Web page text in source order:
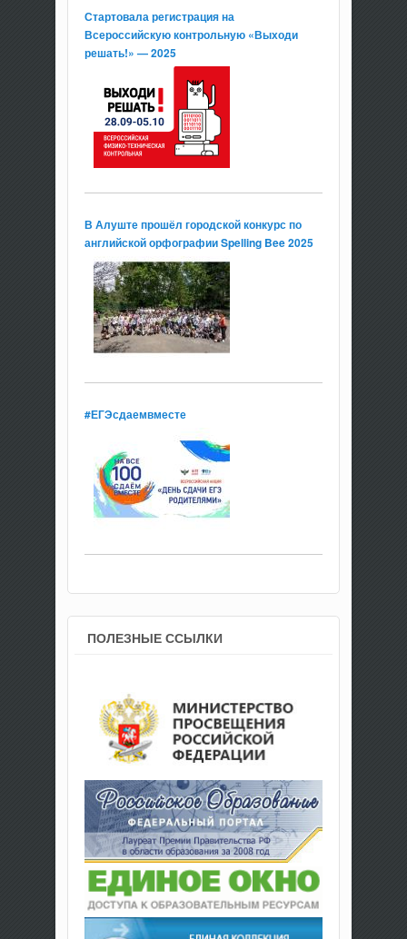
Стартовала регистрация на
Всероссийскую контрольную «Выходи
решать!» — 2025
В Алуште прошёл городской конкурс по
английской орфографии Spelling Bee 2025
#ЕГЭсдаемвместе
ПОЛЕЗНЫЕ ССЫЛКИ